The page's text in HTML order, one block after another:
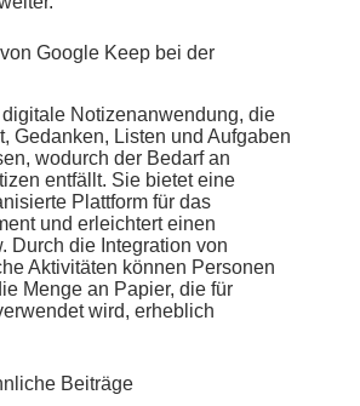
Google Keep bei der
Notizenanwendung, die
Gedanken, Listen und Aufgaben
wodurch der Bedarf an
entfällt. Sie bietet eine
Plattform für das
und erleichtert einen
Durch die Integration von
Aktivitäten können Personen
Menge an Papier, die für
wird, erheblich
Beiträge